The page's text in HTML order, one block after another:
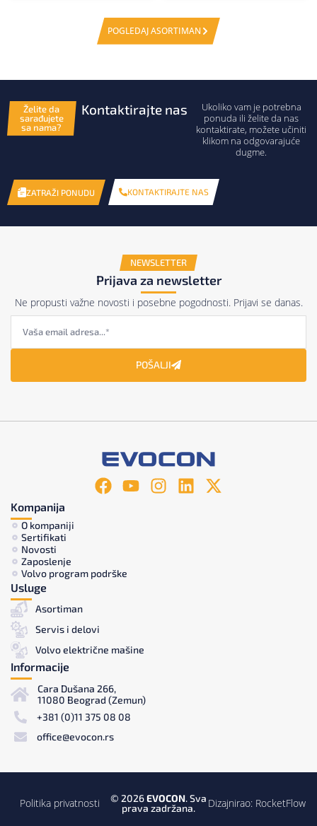
POGLEDAJ ASORTIMAN
Želite da
sarađujete
sa nama?
Kontaktirajte nas
Ukoliko vam je potrebna
ponuda ili želite da nas
kontaktirate, možete učiniti
klikom na odgovarajuće
dugme.
ZATRAŽI PONUDU KONTAKTIRAJTE NAS
NEWSLETTER
Prijava za newsletter
Ne propusti važne novosti i posebne pogodnosti. Prijavi se danas.
POŠALJI
Kompanija
O kompaniji
Sertifikati
Novosti
Zaposlenje
Volvo program podrške
Usluge
Asortiman
Servis i delovi
Volvo električne mašine
Informacije
Cara Dušana 266,
11080 Beograd (Zemun)
+381 (0)11 375 08 08
office@evocon.rs
Politika privatnosti © 2026EVOCON. Sva
prava zadržana.
Dizajnirao: RocketFlow